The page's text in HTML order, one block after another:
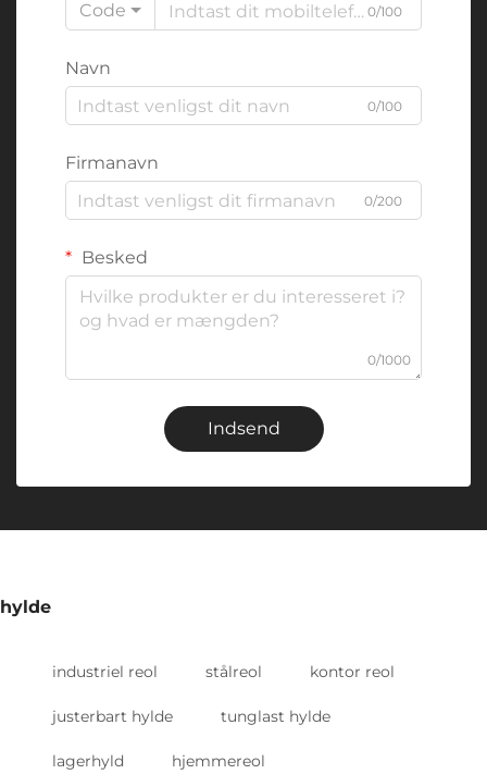
Code 0/100
Navn
0/100
Firmanavn
0/200
Besked
0/1000
Indsend
hylde
industriel reol stålreol kontor reol
justerbart hylde tunglast hylde
lagerhyld hjemmereol